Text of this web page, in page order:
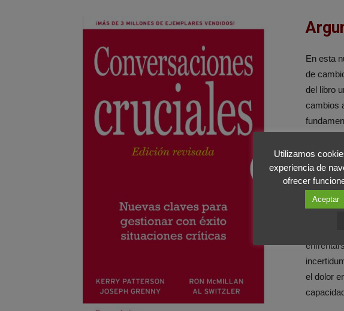
En esta
de
del libro
cambios
nuevas e
de los
un
el dolor
Utilizamos
experiencia de
ofrecer
Aceptar